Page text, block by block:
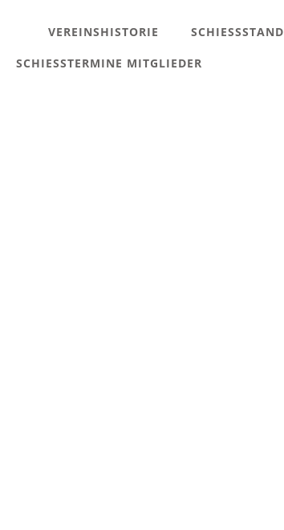
VEREINSHISTORIE SCHIESSSTAND
SCHIESSTERMINE MITGLIEDER